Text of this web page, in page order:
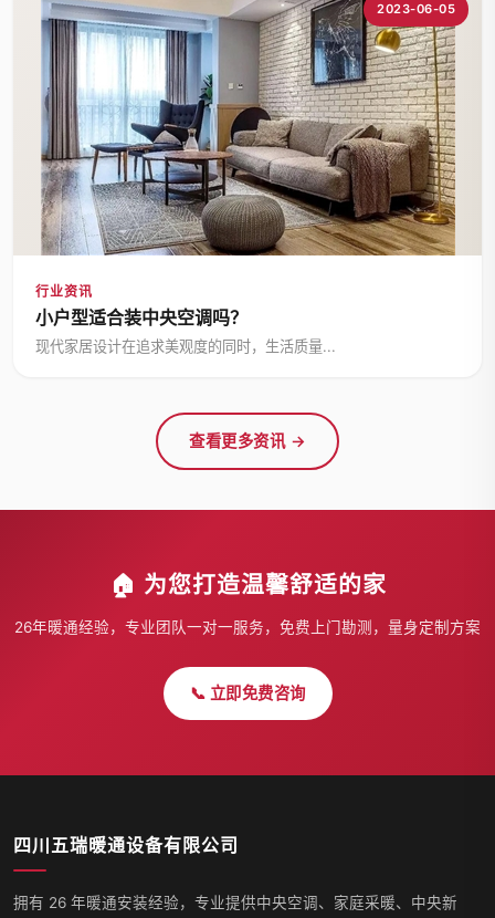
2023-06-05
行业资讯
小户型适合装中央空调吗？
现代家居设计在追求美观度的同时，生活质量...
查看更多资讯 →
🏠 为您打造温馨舒适的家
26年暖通经验，专业团队一对一服务，免费上门勘测，量身定制方案
📞 立即免费咨询
四川五瑞暖通设备有限公司
拥有 26 年暖通安装经验，专业提供中央空调、家庭采暖、中央新